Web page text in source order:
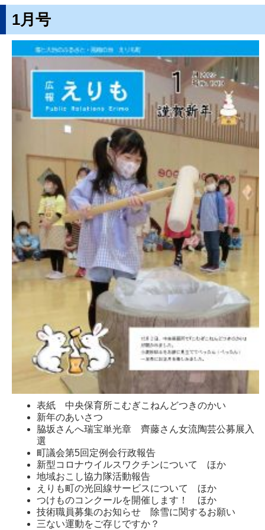
1月号
表紙 中央保育所こむぎこねんどつきのかい
新年のあいさつ
脇坂さんへ瑞宝単光章 齊藤さん女流陶芸公募展入
選
町議会第5回定例会行政報告
新型コロナウイルスワクチンについて ほか
地域おこし協力隊活動報告
えりも町の光回線サービスについて ほか
つけものコンクールを開催します！ ほか
技術職員募集のお知らせ 除雪に関するお願い
三ない運動をご存じですか？